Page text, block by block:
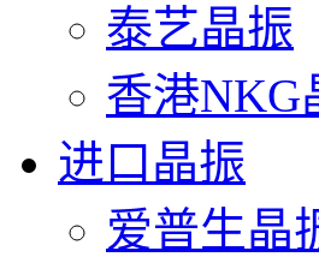
泰艺晶振
香港NKG
进口晶振
爱普生晶